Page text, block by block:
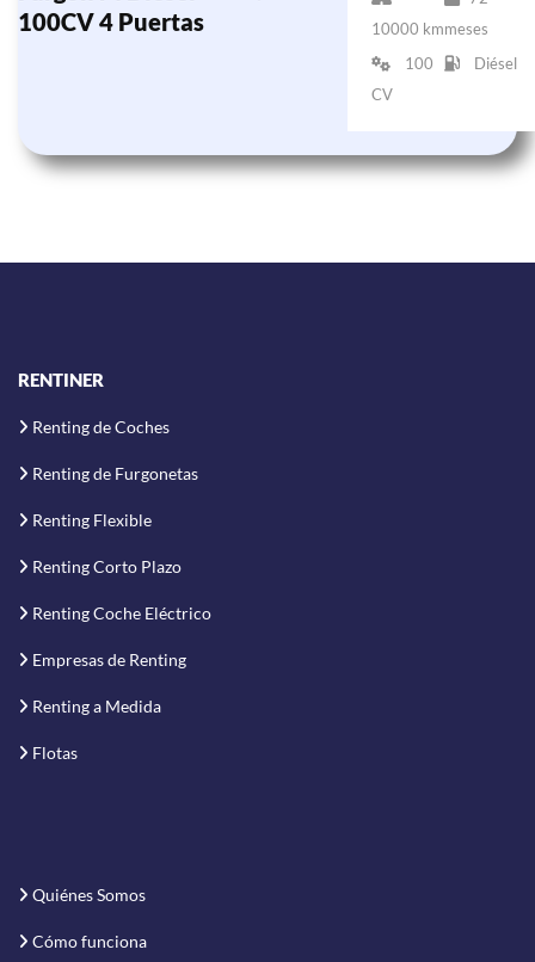
100CV 4 Puertas
10000 kmmeses
100
CV
Diésel
RENTINER
Renting de Coches
Renting de Furgonetas
Renting Flexible
Renting Corto Plazo
Renting Coche Eléctrico
Empresas de Renting
Renting a Medida
Flotas
Quiénes Somos
Cómo funciona